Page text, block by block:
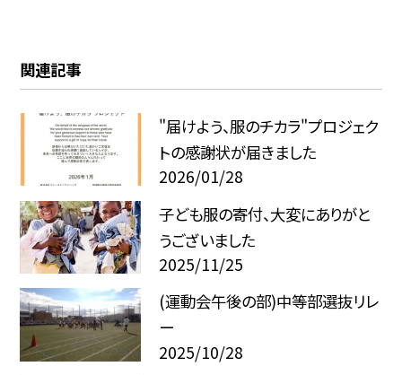
関連記事
"届けよう、服のチカラ"プロジェク
トの感謝状が届きました
2026/01/28
子ども服の寄付、大変にありがと
うございました
2025/11/25
(運動会午後の部)中等部選抜リレ
ー
2025/10/28